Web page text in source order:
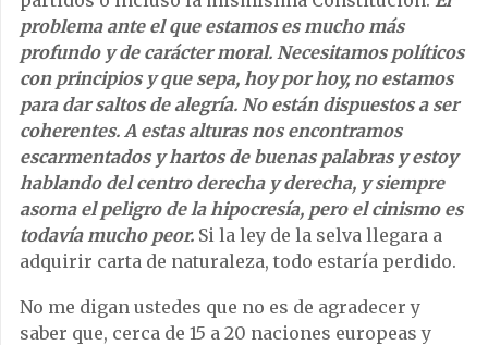
problema ante el que estamos es mucho más
profundo y de carácter moral. Necesitamos políticos
con principios y que sepa, hoy por hoy, no estamos
para dar saltos de alegría. No están dispuestos a ser
coherentes. A estas alturas nos encontramos
escarmentados y hartos de buenas palabras y estoy
hablando del centro derecha y derecha, y siempre
asoma el peligro de la hipocresía, pero el cinismo es
todavía mucho peor. Si la ley de la selva llegara a
adquirir carta de naturaleza, todo estaría perdido.
No me digan ustedes que no es de agradecer y
saber que, cerca de 15 a 20 naciones europeas y